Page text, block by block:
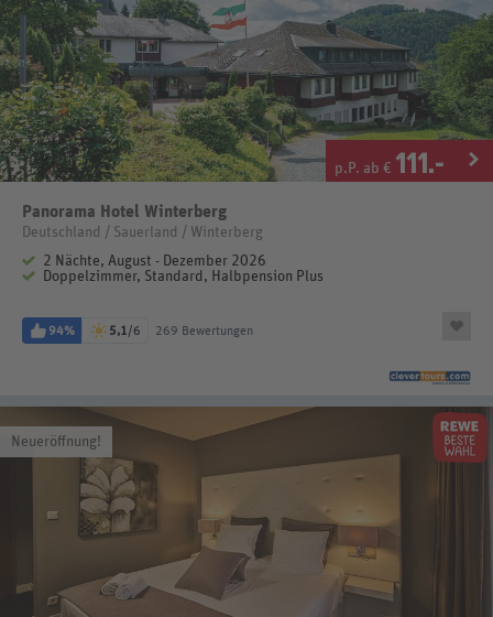
p.P. ab € 111.-
Panorama Hotel Winterberg
Deutschland / Sauerland / Winterberg
2 Nächte, August - Dezember 2026
Doppelzimmer, Standard, Halbpension Plus
94% 5,1/6 269 Bewertungen
Neueröffnung!